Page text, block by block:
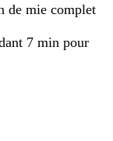
de mie complet
7 min pour